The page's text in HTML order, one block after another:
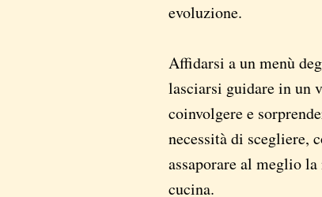
evoluzione.
Affidarsi a un menù
lasciarsi guidare in un
coinvolgere e
necessità di scegliere,
assaporare al meglio
cucina.